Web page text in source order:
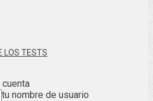
LOS TESTS
cuenta
tu nombre de usuario